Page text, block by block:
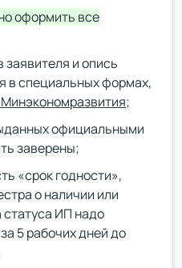
оформить все
заявителя и опись
в специальных формах,
;
официальными
заверены;
«срок годности»,
о наличии или
статуса ИП надо
5 рабочих дней до